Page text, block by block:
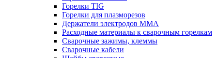
Горелки TIG
Горелки для плазморезов
Держатели электродов ММА
Расходные материалы к сварочным горелкам
Сварочные зажимы, клеммы
Сварочные кабели